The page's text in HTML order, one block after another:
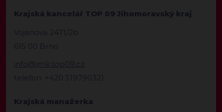
Krajská kancelář TOP 09 Jihomoravský kraj
Vojanova 2471/2b
615 00 Brno
info@jmk.top09.cz
telefon: +420 519790321
Krajská manažerka